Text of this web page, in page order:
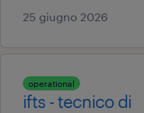
25 giugno 2026
operational
ifts - tecnico di